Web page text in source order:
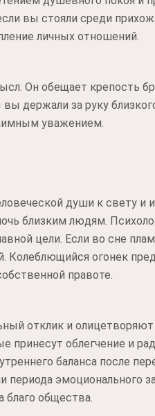
вы стояли среди
личных отношений.
Он обещает крепость
держали за руку
уважением.
души к свету и
близким людям.
цели. Если во сне
Колеблющийся огонек
правоте.
отклик и
принесут облегчение и
баланса после
периода эмоционального
благо общества.